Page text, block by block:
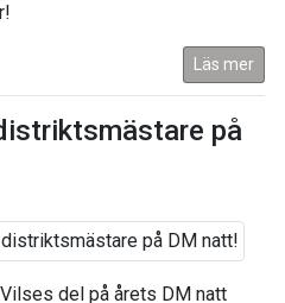
Läs mer
på
del på årets DM natt